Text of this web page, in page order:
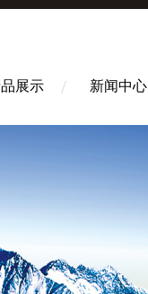
展示 新闻中心